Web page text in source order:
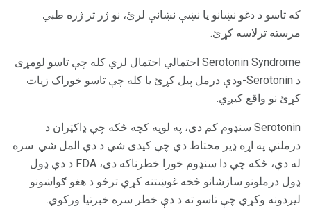
که تاسو د دغو نښانو یا نښې نښانې لرئ، نو ژر تر ژره طبي
مرسته ترلاسه کړئ.
Serotonin Syndrome احتمالي احتمال لري کله چې تاسو لومړی
د Serotonin-ودې درمل پیل کړئ یا کله چې تاسو خوراک زیات
کړئ نو واقع کیږي.
Serotonin سنډوم کم دی، په لویه کچه ځکه چې ډاکټران د
درملنې په اړه ډیر محتاط دي چې کیدی شي د دې المل شي. سره
له دې، ځکه چې دا سنډوم خورا خطرناکه دی، FDA د دې ډول
ډول درملونو سازشانو څخه غوښتنه کړې ترڅو د هغو ګواښونو
لیږدونه وکړي چې تاسو ته د دې خطر سره خبرتیا ورکوي.